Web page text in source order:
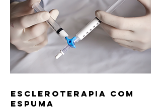
ESCLEROTERAPIA COM
ESPUMA